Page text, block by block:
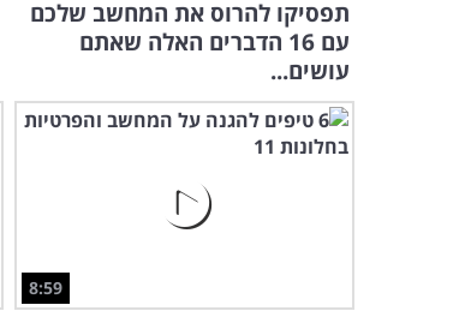
תפסיקו להרוס את המחשב שלכם
עם 16 הדברים האלה שאתם
עושים...
8:59